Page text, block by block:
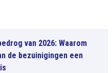
van 2026: Waarom
de bezuinigingen een